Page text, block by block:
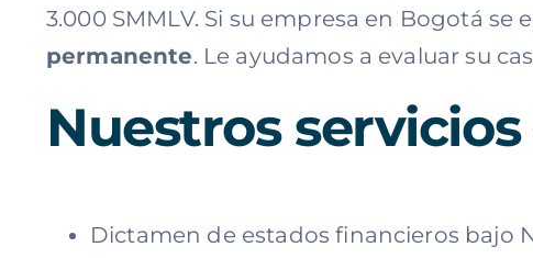
3.000 SMMLV. Si su empresa en Bogotá
permanente. Le ayudamos a evaluar su
Nuestros
Dictamen de estados financieros bajo